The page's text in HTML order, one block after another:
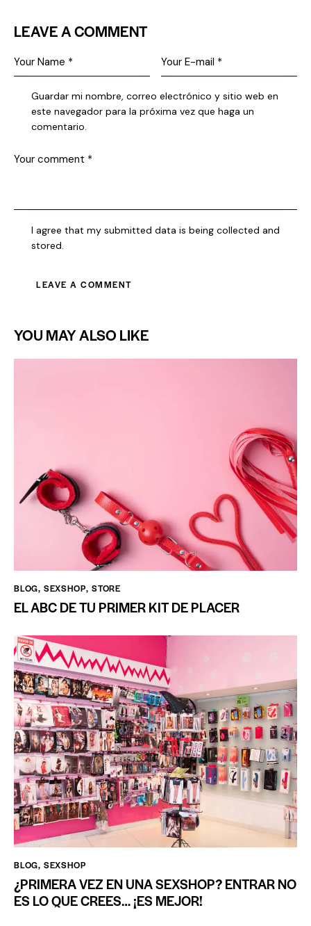
LEAVE A COMMENT
Guardar mi nombre, correo electrónico y sitio web en
este navegador para la próxima vez que haga un
comentario.
I agree that my submitted data is being collected and
stored.
YOU MAY ALSO LIKE
BLOG, SEXSHOP,STORE
EL ABC DE TU PRIMER KIT DE PLACER
BLOG, SEXSHOP
¿PRIMERA VEZ EN UNA SEXSHOP? ENTRAR NO
ES LO QUE CREES… ¡ES MEJOR!